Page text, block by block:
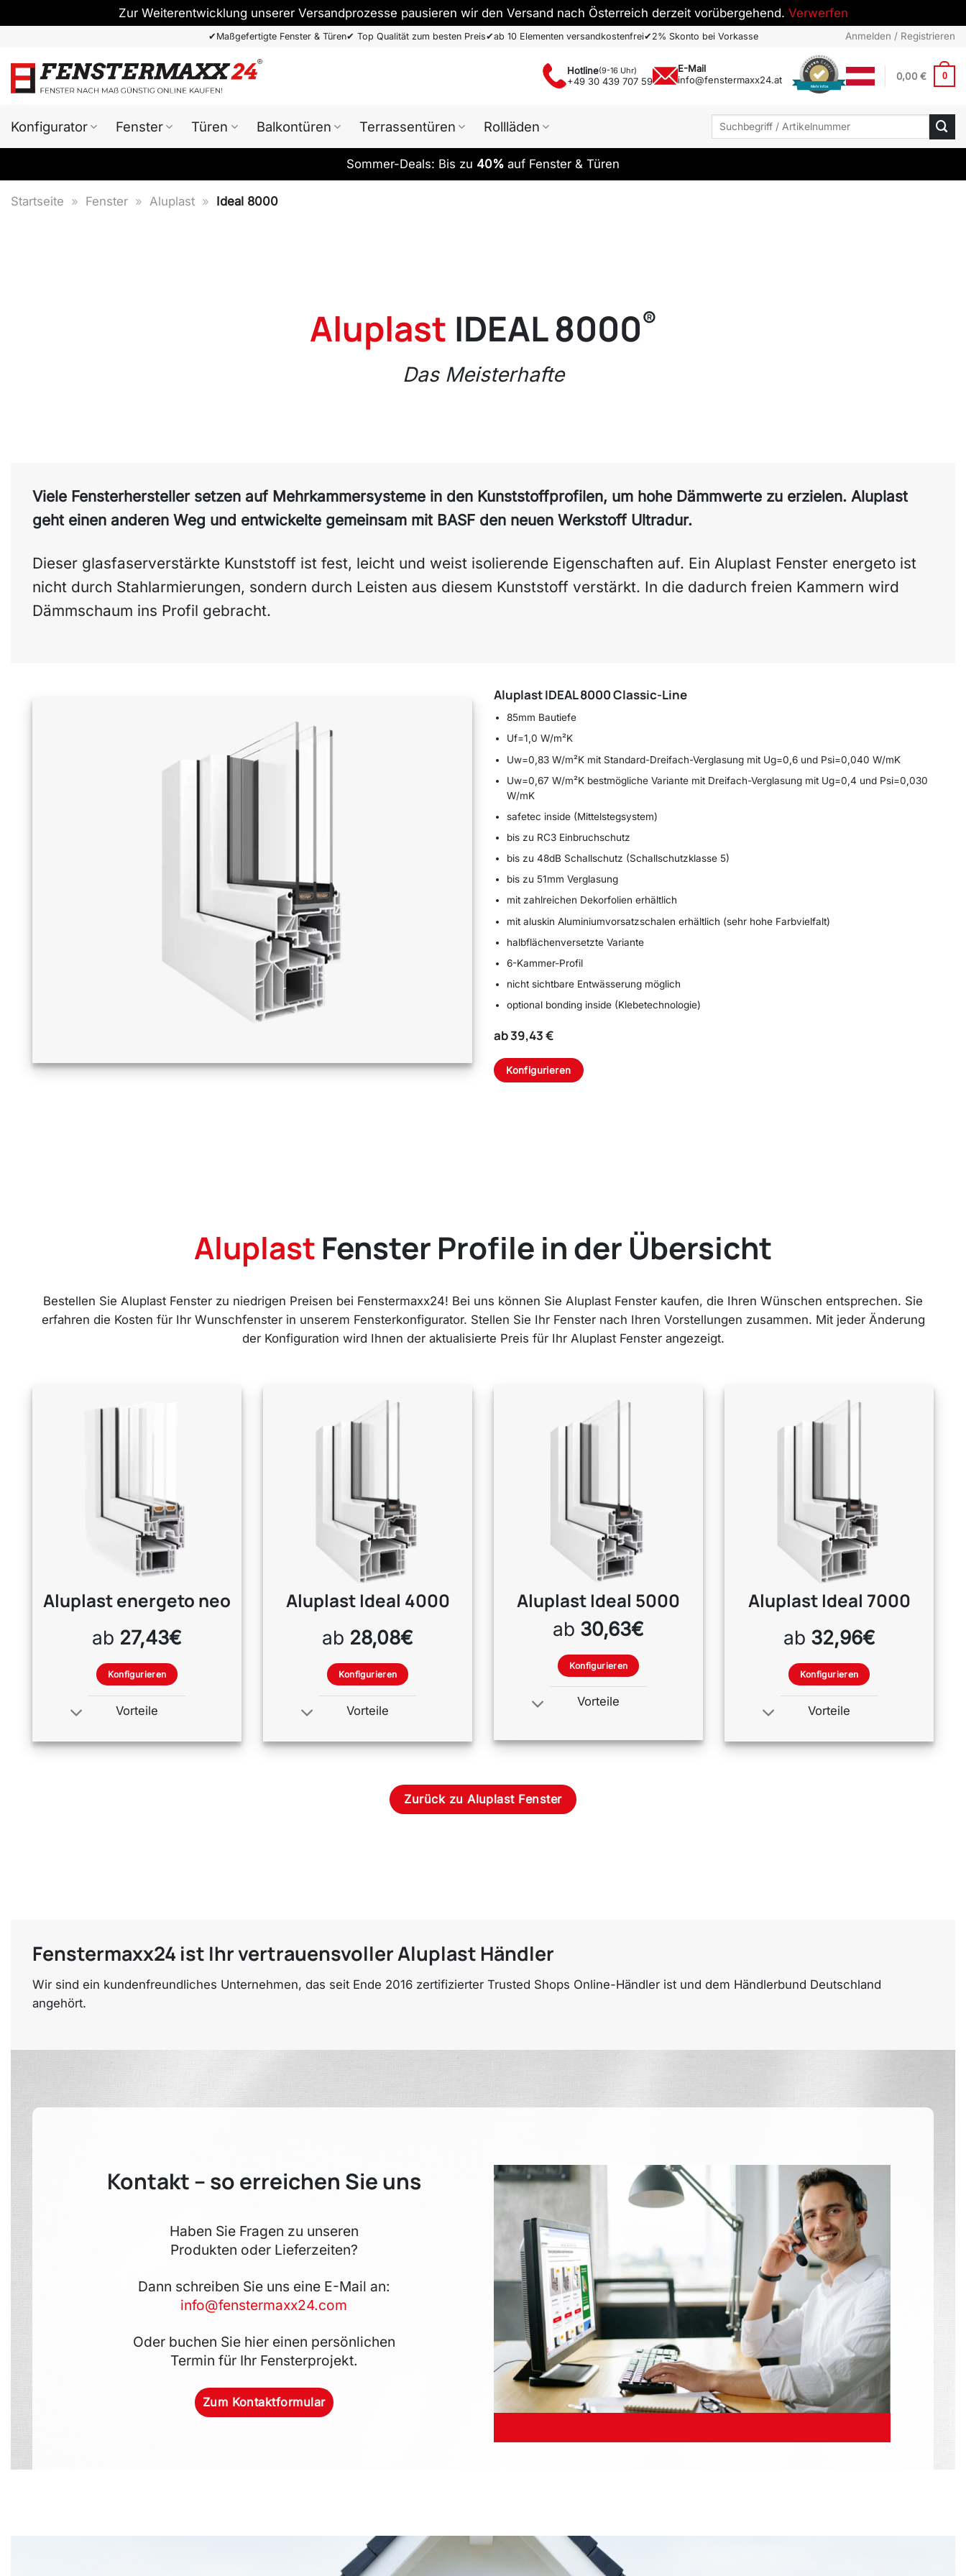
Zur Weiterentwicklung unserer Versandprozesse pausieren wir den Versand nach Österreich derzeit vorübergehend. Verwerfen
springen
✔Maßgefertigte Fenster & Türen✔ Top Qualität zum besten Preis✔ab 10 Elementen versandkostenfrei✔2% Skonto bei Vorkasse Anmelden / Registrieren
Hotline(9-16 Uhr)
+49 30 439 707 59
E-Mail
info@fenstermaxx24.at
Mehr Infos
0,00€ 0
Konfigurator Fenster Türen Balkontüren Terrassentüren Rollläden
Suchen
Sommer-Deals: Bis zu 40% auf Fenster & Türen
Startseite » Fenster » Aluplast » Ideal 8000
Aluplast IDEAL 8000®
Das Meisterhafte
Viele Fensterhersteller setzen auf Mehrkammersysteme in den Kunststoffprofilen, um hohe Dämmwerte zu erzielen. Aluplast
geht einen anderen Weg und entwickelte gemeinsam mit BASF den neuen Werkstoff Ultradur.
Dieser glasfaserverstärkte Kunststoff ist fest, leicht und weist isolierende Eigenschaften auf. Ein Aluplast Fenster energeto ist
nicht durch Stahlarmierungen, sondern durch Leisten aus diesem Kunststoff verstärkt. In die dadurch freien Kammern wird
Dämmschaum ins Profil gebracht.
Aluplast IDEAL 8000 Classic-Line
85mm Bautiefe
Uf=1,0 W/m²K
Uw=0,83 W/m²K mit Standard-Dreifach-Verglasung mit Ug=0,6 und Psi=0,040 W/mK
Uw=0,67 W/m²K bestmögliche Variante mit Dreifach-Verglasung mit Ug=0,4 und Psi=0,030
W/mK
safetec inside (Mittelstegsystem)
bis zu RC3 Einbruchschutz
bis zu 48dB Schallschutz (Schallschutzklasse 5)
bis zu 51mm Verglasung
mit zahlreichen Dekorfolien erhältlich
mit aluskin Aluminiumvorsatzschalen erhältlich (sehr hohe Farbvielfalt)
halbflächenversetzte Variante
6-Kammer-Profil
nicht sichtbare Entwässerung möglich
optional bonding inside (Klebetechnologie)
ab 39,43 €
Konfigurieren
Aluplast Fenster Profile in der Übersicht
Bestellen Sie Aluplast Fenster zu niedrigen Preisen bei Fenstermaxx24! Bei uns können Sie Aluplast Fenster kaufen, die Ihren Wünschen entsprechen. Sie
erfahren die Kosten für Ihr Wunschfenster in unserem Fensterkonfigurator. Stellen Sie Ihr Fenster nach Ihren Vorstellungen zusammen. Mit jeder Änderung
der Konfiguration wird Ihnen der aktualisierte Preis für Ihr Aluplast Fenster angezeigt.
Aluplastenergeto neo
ab 27,43€
Konfigurieren
Vorteile
Aluplast Ideal 4000
ab 28,08€
Konfigurieren
Vorteile
Aluplast Ideal 5000
ab 30,63€
Konfigurieren
Vorteile
Aluplast Ideal 7000
ab 32,96€
Konfigurieren
Vorteile
Zurück zu Aluplast Fenster
Fenstermaxx24 ist Ihr vertrauensvoller Aluplast Händler
Wir sind ein kundenfreundliches Unternehmen, das seit Ende 2016 zertifizierter Trusted Shops Online-Händler ist und dem Händlerbund Deutschland
angehört.
Kontakt – so erreichen Sie uns
Haben Sie Fragen zu unseren
Produkten oder Lieferzeiten?
Dann schreiben Sie uns eine E-Mail an:
info@fenstermaxx24.com
Oder buchen Sie hier einen persönlichen
Termin für Ihr Fensterprojekt.
Zum Kontaktformular